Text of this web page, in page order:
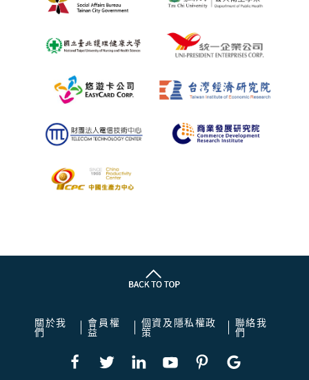
關於我
們
會員權
益
個資及隱私權政
策
聯絡我
們